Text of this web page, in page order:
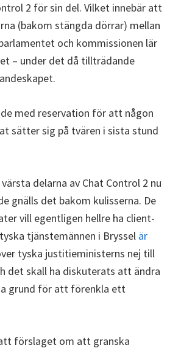
2 för sin del. Vilket innebär att
(bakom stängda dörrar) mellan
och kommissionen lär
– under det då tillträdande
med reservation för att någon
sätter sig på tvären i sista stund
delarna av Chat Control 2 nu
gnälls det bakom kulisserna. De
vill egentligen hellre ha client-
tjänstemännen i Bryssel är
tyska justitieministerns nej till
det skall ha diskuterats att ändra
grund för att förenkla ett
förslaget om att granska